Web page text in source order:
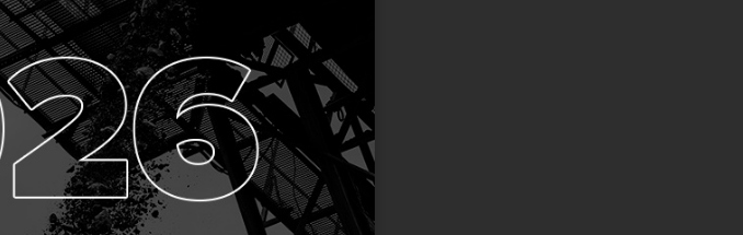
vezes
que